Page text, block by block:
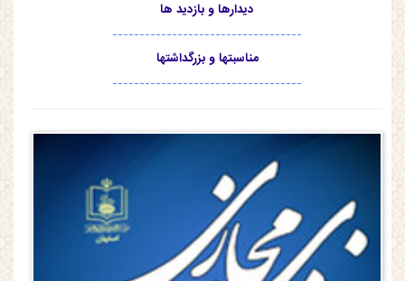
دیدارها و بازدید ها
-----------------------------------
مناسبتها و بزرگداشتها
-----------------------------------